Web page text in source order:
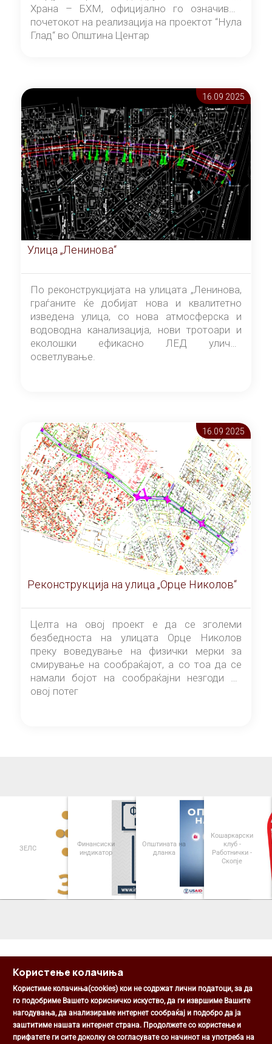
Храна – БХМ, официјално го означивме
почетокот на реализација на проектот “Нула
Глад“ во Општина Центар
16.09 2025
Улица „Ленинова“
По реконструкцијата на улицата „Ленинова,
граѓаните ќе добијат нова и квалитетно
изведена улица, со нова атмосферска и
водоводна канализација, нови тротоари и
еколошки ефикасно ЛЕД улично
осветлување.
16.09 2025
Реконструкција на улица „Орце Николов“
Целта на овој проект е да се зголеми
безбедноста на улицата Орце Николов
преку воведување на физички мерки за
смирување на сообраќајот, а со тоа да се
намали бојот на сообраќајни незгоди на
овој потег
ЗЕЛС
Финансиски
индикатор
Општината на
дланка
Кошаркарски
клуб -
Работнички -
Скопје
Општина Центар
Михаил Цоков бр. 1, Скопје
Користење колачиња
Користиме колачиња(cookies) кои не содржат лични податоци, за да
го подобриме Вашето корисничко искуство, да ги извршиме Вашите
нагодувања, да анализираме интернет сообраќај и подобро да ја
заштитиме нашата интернет страна. Продолжете со користење и
прифатете ги сите доколку се согласувате со начинот на употреба на